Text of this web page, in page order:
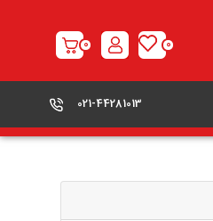
0
0
021-44281013